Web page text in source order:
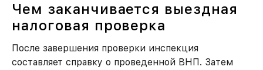
Чем заканчивается выездная
налоговая проверка
После завершения проверки инспекция
составляет справку о проведенной ВНП. Затем